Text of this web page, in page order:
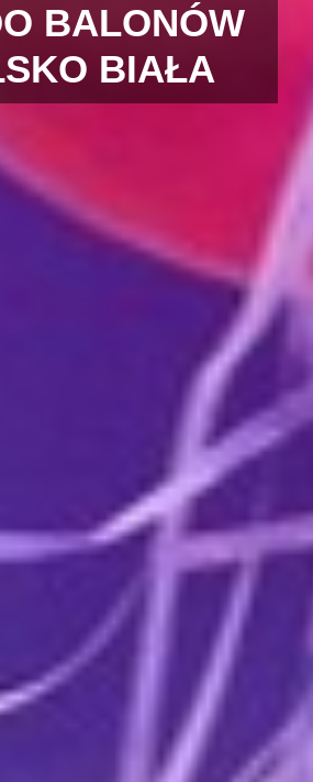
BALONÓW
BIAŁA